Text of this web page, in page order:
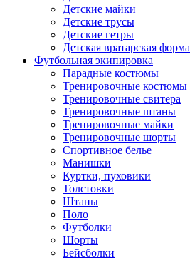
Детские майки
Детские трусы
Детские гетры
Детская вратарская форма
Футбольная экипировка
Парадные костюмы
Тренировочные костюмы
Тренировочные свитера
Тренировочные штаны
Тренировочные майки
Тренировочные шорты
Спортивное белье
Манишки
Куртки, пуховики
Толстовки
Штаны
Поло
Футболки
Шорты
Бейсболки